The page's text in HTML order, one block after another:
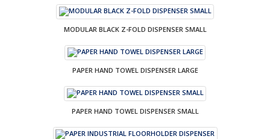
MODULAR BLACK Z-FOLD DISPENSER SMALL
PAPER HAND TOWEL DISPENSER LARGE
PAPER HAND TOWEL DISPENSER SMALL